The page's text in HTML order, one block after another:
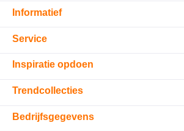
Informatief
Service
Inspiratie opdoen
Trendcollecties
Bedrijfsgegevens